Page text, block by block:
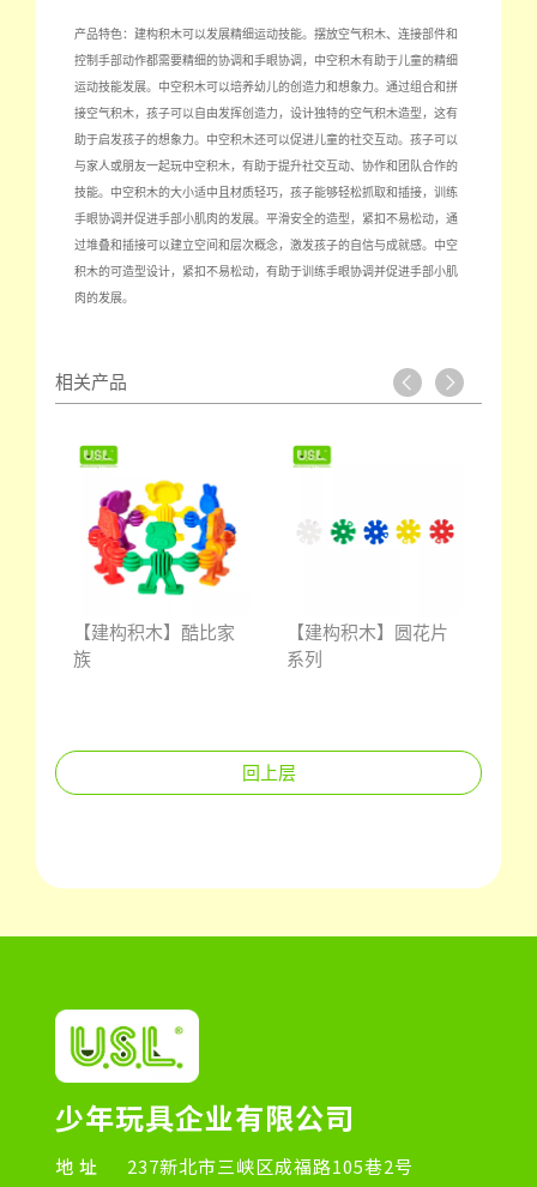
产品特色：建构积木可以发展精细运动技能。摆放空气积木、连接部件和
控制手部动作都需要精细的协调和手眼协调，中空积木有助于儿童的精细
运动技能发展。中空积木可以培养幼儿的创造力和想象力。通过组合和拼
接空气积木，孩子可以自由发挥创造力，设计独特的空气积木造型，这有
助于启发孩子的想象力。中空积木还可以促进儿童的社交互动。孩子可以
与家人或朋友一起玩中空积木，有助于提升社交互动、协作和团队合作的
技能。中空积木的大小适中且材质轻巧，孩子能够轻松抓取和插接，训练
手眼协调并促进手部小肌肉的发展。平滑安全的造型，紧扣不易松动，通
过堆叠和插接可以建立空间和层次概念，激发孩子的自信与成就感。中空
积木的可造型设计，紧扣不易松动，有助于训练手眼协调并促进手部小肌
肉的发展。
相关产品
【建构积木】酷比家
族
【建构积木】圆花片
系列
回上层
少年玩具企业有限公司
地址
237新北市三峡区成福路105巷2号